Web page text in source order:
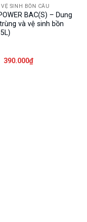
SINH BỒN CẦU
BAC(S) – Dung
và vệ sinh bồn
Giá
390.000₫Giá
hiện